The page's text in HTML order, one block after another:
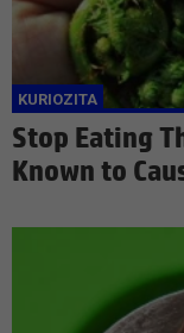
Stop Eating
Known to